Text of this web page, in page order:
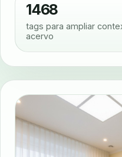
1468
tags para ampliar
acervo